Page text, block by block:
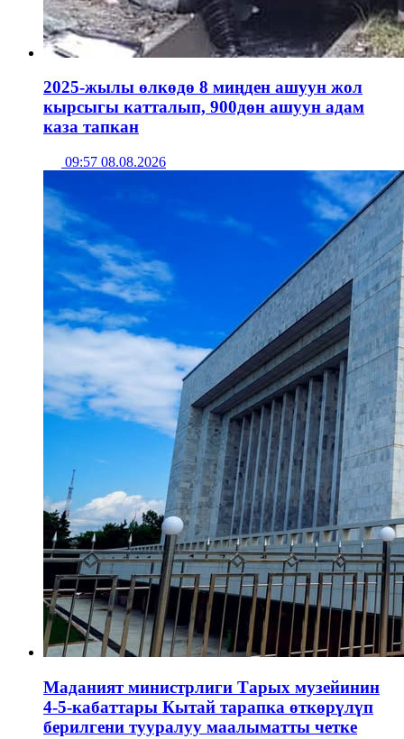
2025-жылы өлкөдө 8 миңден ашуун жол
кырсыгы катталып, 900дөн ашуун адам
каза тапкан
09:57 08.08.2026
Маданият министрлиги Тарых музейинин
4-5-кабаттары Кытай тарапка өткөрүлүп
берилгени тууралуу маалыматты четке